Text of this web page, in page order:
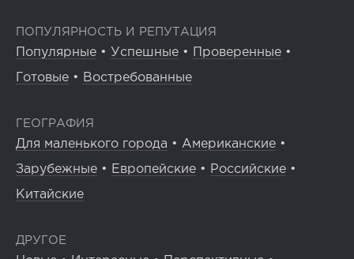
ПОПУЛЯРНОСТЬ И РЕПУТАЦИЯ
Популярные • Успешные • Проверенные •
Готовые • Востребованные
ГЕОГРАФИЯ
Для маленького города • Американские •
Зарубежные • Европейские • Российские •
Китайские
ДРУГОЕ